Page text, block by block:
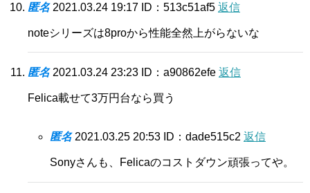
匿名 2021.03.24 19:17 ID：513c51af5 返信
noteシリーズは8proから性能全然上がらないな
匿名 2021.03.24 23:23 ID：a90862efe 返信
Felica載せて3万円台なら買う
匿名 2021.03.25 20:53 ID：dade515c2 返信
Sonyさんも、Felicaのコストダウン頑張ってや。